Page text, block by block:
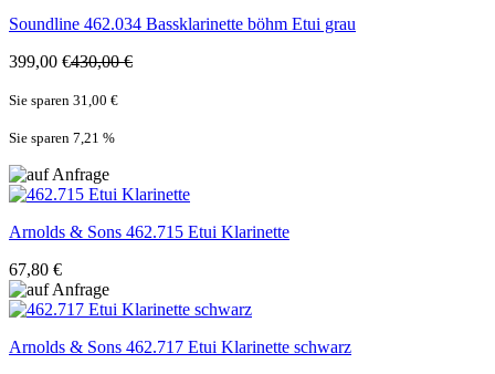
Soundline 462.034 Bassklarinette böhm Etui grau
399,00 €430,00 €
Sie sparen 31,00 €
Sie sparen 7,21 %
Arnolds & Sons 462.715 Etui Klarinette
67,80 €
Arnolds & Sons 462.717 Etui Klarinette schwarz